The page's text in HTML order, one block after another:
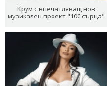
Крум с впечатляващ нов
музикален проект "100 сърца"